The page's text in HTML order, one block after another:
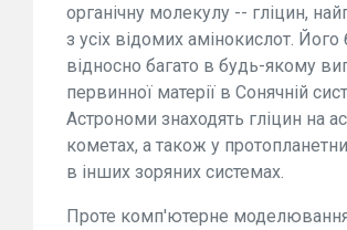
органічну молекулу -- гліцин,
з усіх відомих амінокислот. Його
відносно багато в будь-якому
первинної матерії в Сонячній
Астрономи знаходять гліцин на
кометах, а також у
в інших зоряних системах.
Проте комп'ютерне